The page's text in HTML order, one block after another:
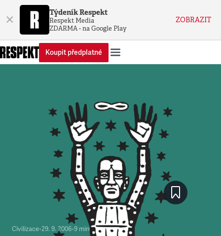
× Týdeník Respekt
Respekt Media
ZDARMA - na Google Play
ZOBRAZIT
Koupit předplatné
Civilizace•29. 9. 2006•9 minut